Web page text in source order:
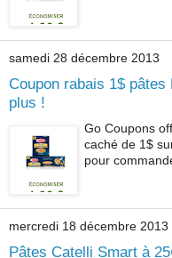
samedi 28 décembre 2013
Coupon rabais 1$ pâtes
plus !
Go Coupons
caché de 1$
pour
mercredi 18 décembre 2013
Pâtes Catelli Smart à